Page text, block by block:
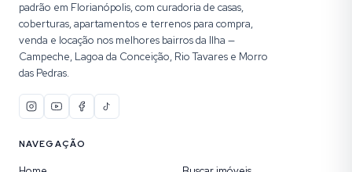
padrão em Florianópolis, com curadoria de casas,
coberturas, apartamentos e terrenos para compra,
venda e locação nos melhores bairros da Ilha —
Campeche, Lagoa da Conceição, Rio Tavares e Morro
das Pedras.
NAVEGAÇÃO